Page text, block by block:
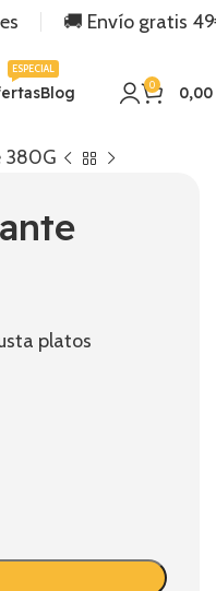
🚚 Envío gratis
ESPECIAL
Blog 0 0,00
380G
platos